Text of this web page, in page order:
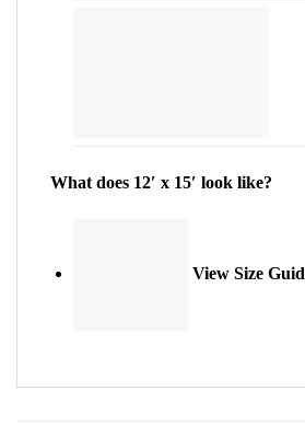
What does 12′ x 15′ look like?
View Size